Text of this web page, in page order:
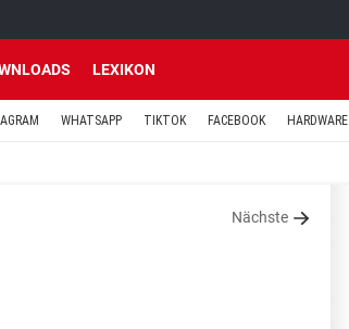
LEXIKON
WHATSAPP TIKTOK FACEBOOK HARDWARE
Nächste